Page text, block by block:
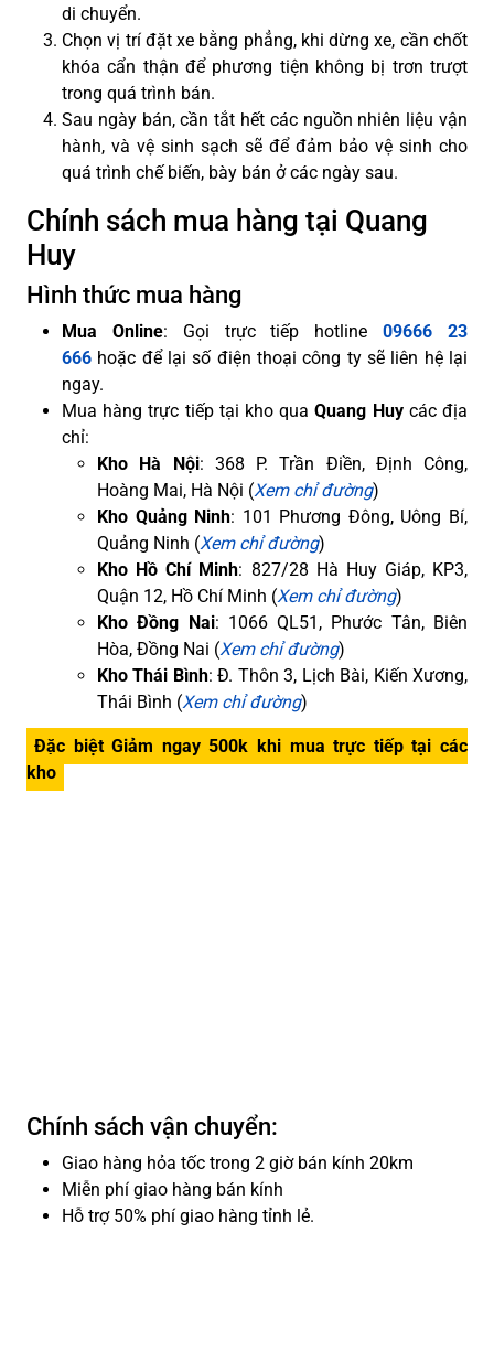
di chuyển.
Chọn vị trí đặt xe bằng phẳng, khi dừng xe, cần chốt
khóa cẩn thận để phương tiện không bị trơn trượt
trong quá trình bán.
Sau ngày bán, cần tắt hết các nguồn nhiên liệu vận
hành, và vệ sinh sạch sẽ để đảm bảo vệ sinh cho
quá trình chế biến, bày bán ở các ngày sau.
Chính sách mua hàng tại Quang
Huy
Hình thức mua hàng
Mua Online: Gọi trực tiếp hotline09666 23
666 hoặc để lại số điện thoại công ty sẽ liên hệ lại
ngay.
Mua hàng trực tiếp tại kho quaQuang Huycác địa
chỉ:
Kho Hà Nội: 368 P. Trần Điền, Định Công,
Hoàng Mai, Hà Nội (Xem chỉ đường)
Kho Quảng Ninh: 101 Phương Đông, Uông Bí,
Quảng Ninh (Xem chỉ đường)
Kho Hồ Chí Minh: 827/28 Hà Huy Giáp, KP3,
Quận 12, Hồ Chí Minh (Xem chỉ đường)
Kho Đồng Nai: 1066 QL51, Phước Tân, Biên
Hòa, Đồng Nai (Xem chỉ đường)
Kho Thái Bình: Đ. Thôn 3, Lịch Bài, Kiến Xương,
Thái Bình (Xem chỉ đường)
Đặc biệt Giảm ngay 500k khi mua trực tiếp tại các
kho
Chính sách vận chuyển:
Giao hàng hỏa tốc trong 2 giờ bán kính 20km
Miễn phí giao hàng bán kính
Hỗ trợ 50% phí giao hàng tỉnh lẻ.